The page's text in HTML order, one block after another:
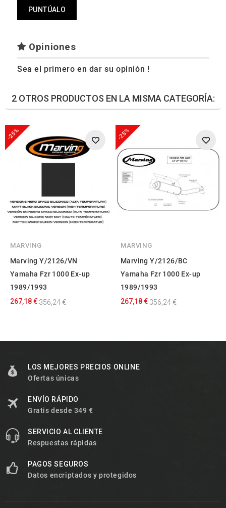
PUNTÚALO
Opiniones
Sea el primero en dar su opinión !
2 OTROS PRODUCTOS EN LA MISMA CATEGORÍA:
-25%
MARVING
Marving Y/2126/VN
Yamaha Fzr 1000 Ex-up
1989/1993
267,18 €356,24 €
-25%
MARVING
Marving Y/2126/BC
Yamaha Fzr 1000 Ex-up
1989/1993
267,18 €356,24 €
LOS MEJORES PRECIOS ONLINE
Ofertas únicas
ENVÍO RÁPIDO
Gratis desde 349 €
SERVICIO AL CLIENTE
Respuestas rápidas
PAGOS SEGUROS
Datos encriptados y protegidos